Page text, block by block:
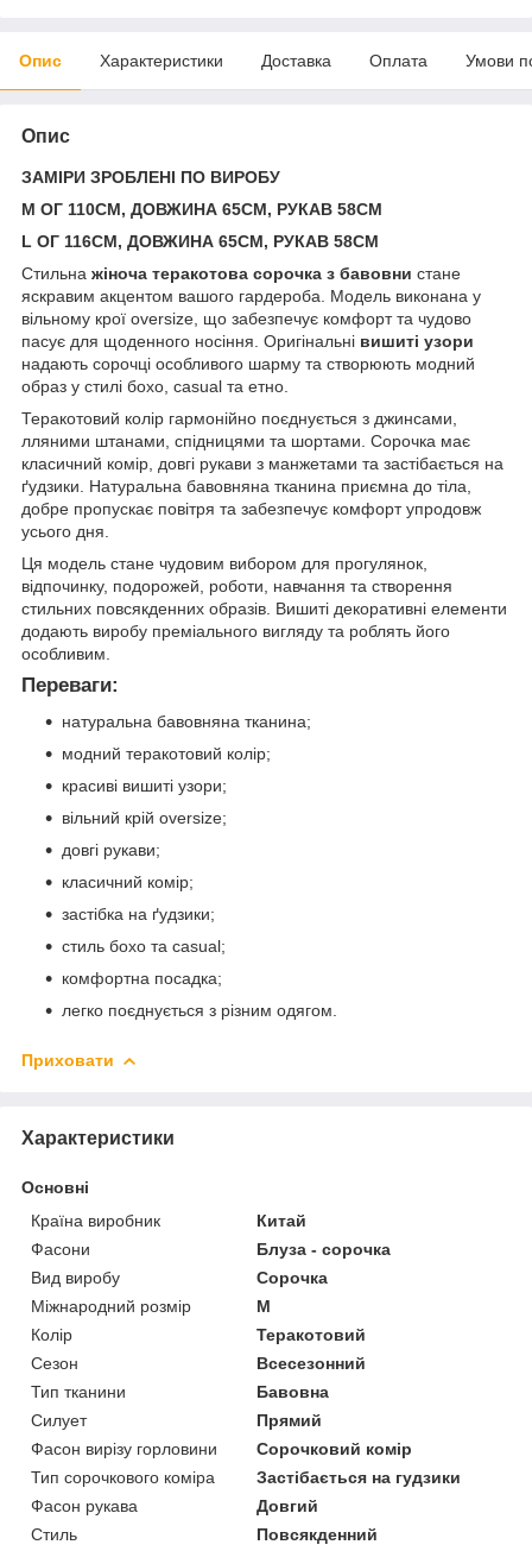
Опис Характеристики Доставка Оплата Умови
Опис
ЗАМІРИ ЗРОБЛЕНІ ПО ВИРОБУ
М ОГ 110СМ, ДОВЖИНА 65СМ, РУКАВ 58СМ
L ОГ 116СМ, ДОВЖИНА 65СМ, РУКАВ 58СМ
Стильна жіноча теракотова сорочка з бавовни стане
яскравим акцентом вашого гардероба. Модель виконана у
вільному крої oversize, що забезпечує комфорт та чудово
пасує для щоденного носіння. Оригінальні вишиті узори
надають сорочці особливого шарму та створюють модний
образ у стилі бохо, casual та етно.
Теракотовий колір гармонійно поєднується з джинсами,
лляними штанами, спідницями та шортами. Сорочка має
класичний комір, довгі рукави з манжетами та застібається на
ґудзики. Натуральна бавовняна тканина приємна до тіла,
добре пропускає повітря та забезпечує комфорт упродовж
усього дня.
Ця модель стане чудовим вибором для прогулянок,
відпочинку, подорожей, роботи, навчання та створення
стильних повсякденних образів. Вишиті декоративні елементи
додають виробу преміального вигляду та роблять його
особливим.
Переваги:
натуральна бавовняна тканина;
модний теракотовий колір;
красиві вишиті узори;
вільний крій oversize;
довгі рукави;
класичний комір;
застібка на ґудзики;
стиль бохо та casual;
комфортна посадка;
легко поєднується з різним одягом.
Приховати
Характеристики
Основні
Країна виробник
Китай
Фасони
Блуза - сорочка
Вид виробу
Сорочка
Міжнародний розмір
M
Колір
Теракотовий
Сезон
Всесезонний
Тип тканини
Бавовна
Силует
Прямий
Фасон вирізу горловини
Сорочковий комір
Тип сорочкового коміра
Застібається на гудзики
Фасон рукава
Довгий
Стиль
Повсякденний